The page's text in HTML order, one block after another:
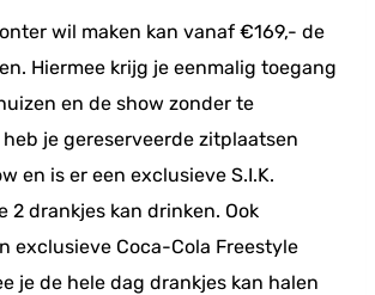
wil maken kan vanaf €169,- de
Hiermee krijg je eenmalig toegang
en de show zonder te
je gereserveerde zitplaatsen
en is er een exclusieve S.I.K.
2 drankjes kan drinken. Ook
exclusieve Coca-Cola Freestyle
je de hele dag drankjes kan halen